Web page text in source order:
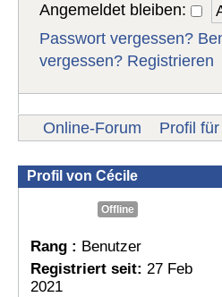
Angemeldet bleiben:
Passwort vergessen?
vergessen? Registrieren
Online-Forum Profil
Profil von Cécile
Offline
Rang : Benutzer
Registriert seit: 27 Feb
2021